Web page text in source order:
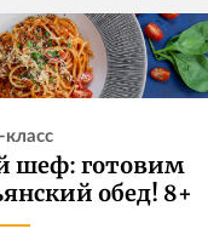
культовой вы...
Записаться
шеф: готовим
обед! 8+